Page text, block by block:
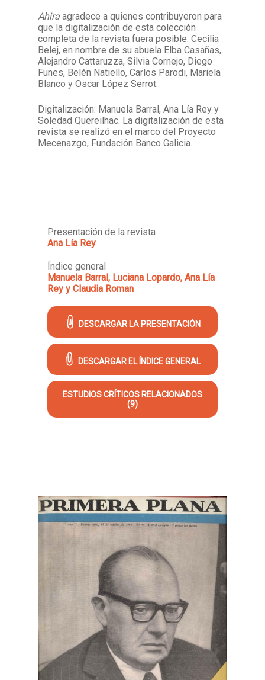
Ahira agradece a quienes contribuyeron para
que la digitalización de esta colección
completa de la revista fuera posible: Cecilia
Belej, en nombre de su abuela Elba Casañas,
Alejandro Cattaruzza, Silvia Cornejo, Diego
Funes, Belén Natiello, Carlos Parodi, Mariela
Blanco y Oscar López Serrot.
Digitalización: Manuela Barral, Ana Lía Rey y
Soledad Quereilhac. La digitalización de esta
revista se realizó en el marco del Proyecto
Mecenazgo, Fundación Banco Galicia.
Presentación de la revista
Ana Lía Rey
Índice general
Manuela Barral, Luciana Lopardo, Ana Lía
Rey y Claudia Roman
DESCARGAR LA PRESENTACIÓN
DESCARGAR EL ÍNDICE GENERAL
ESTUDIOS CRÍTICOS RELACIONADOS
(9)